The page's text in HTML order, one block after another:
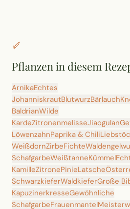
Pflanzen in diesem
ArnikaEchtes
JohanniskrautBlutwurzBärlauch
BaldrianWilde
KardeZitronenmelisseJiaogulan
LöwenzahnPaprika & Chili
WeißdornZirbeFichte
SchafgarbeWeißtanneKümmel
KamilleZitronePinieLatsche
SchwarzkieferWaldkieferGroße
KapuzinerkresseGewöhnliche
SchafgarbeFrauenmantel